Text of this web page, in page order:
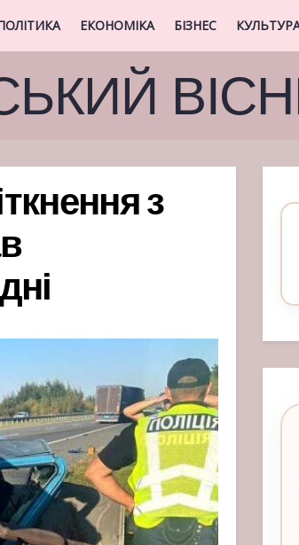
ЕКОНОМІКА БІЗНЕС
з